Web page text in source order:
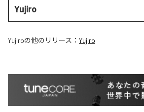
Yujiro
Yujiroの他のリリース： Yujiro